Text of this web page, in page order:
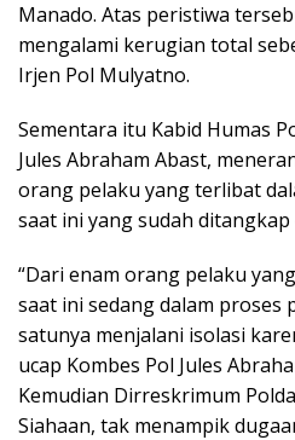
Manado. Atas peristiwa
mengalami kerugian total
Irjen Pol Mulyatno.
Sementara itu Kabid Humas
Jules Abraham Abast,
orang pelaku yang terlibat
saat ini yang sudah
“Dari enam orang pelaku
saat ini sedang dalam proses
satunya menjalani isolasi
ucap Kombes Pol Jules
Kemudian Dirreskrimum
Siahaan, tak menampik